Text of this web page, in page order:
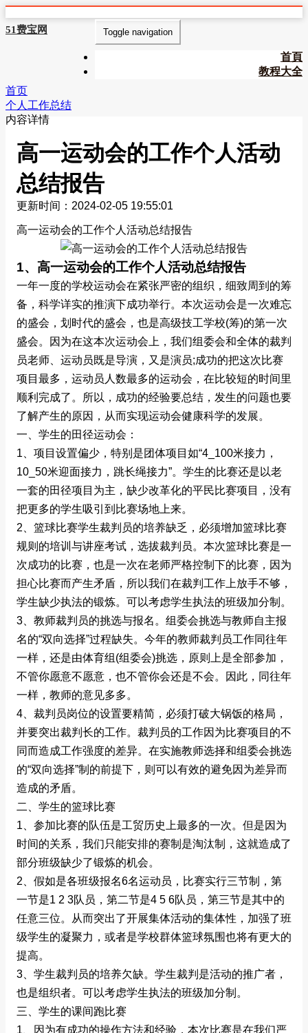
51费宝网 Toggle navigation
首頁
教程大全
首页
个人工作总结
内容详情
高一运动会的工作个人活动
总结报告
更新时间：2024-02-05 19:55:01
高一运动会的工作个人活动总结报告
1、高一运动会的工作个人活动总结报告
一年一度的学校运动会在紧张严密的组织，细致周到的筹
备，科学详实的推演下成功举行。本次运动会是一次难忘
的盛会，划时代的盛会，也是高级技工学校(筹)的第一次
盛会。因为在这本次运动会上，我们组委会和全体的裁判
员老师、运动员既是导演，又是演员;成功的把这次比赛
项目最多，运动员人数最多的运动会，在比较短的时间里
顺利完成了。所以，成功的经验要总结，发生的问题也要
了解产生的原因，从而实现运动会健康科学的发展。
一、学生的田径运动会：
1、项目设置偏少，特别是团体项目如“4_100米接力，
10_50米迎面接力，跳长绳接力”。学生的比赛还是以老
一套的田径项目为主，缺少改革化的平民比赛项目，没有
把更多的学生吸引到比赛场地上来。
2、篮球比赛学生裁判员的培养缺乏，必须增加篮球比赛
规则的培训与讲座考试，选拔裁判员。本次篮球比赛是一
次成功的比赛，也是一次在老师严格控制下的比赛，因为
担心比赛而产生矛盾，所以我们在裁判工作上放手不够，
学生缺少执法的锻炼。可以考虑学生执法的班级加分制。
3、教师裁判员的挑选与报名。组委会挑选与教师自主报
名的“双向选择”过程缺失。今年的教师裁判员工作同往年
一样，还是由体育组(组委会)挑选，原则上是全部参加，
不管你愿意不愿意，也不管你会还是不会。因此，同往年
一样，教师的意见多多。
4、裁判员岗位的设置要精简，必须打破大锅饭的格局，
并要突出裁判长的工作。裁判员的工作因为比赛项目的不
同而造成工作强度的差异。在实施教师选择和组委会挑选
的“双向选择”制的前提下，则可以有效的避免因为差异而
造成的矛盾。
二、学生的篮球比赛
1、参加比赛的队伍是工贸历史上最多的一次。但是因为
时间的关系，我们只能安排的赛制是淘汰制，这就造成了
部分班级缺少了锻炼的机会。
2、假如是各班级报名6名运动员，比赛实行三节制，第
一节是1 2 3队员，第二节是4 5 6队员，第三节是其中的
任意三位。从而突出了开展集体活动的集体性，加强了班
级学生的凝聚力，或者是学校群体篮球氛围也将有更大的
提高。
3、学生裁判员的培养欠缺。学生裁判是活动的推广者，
也是组织者。可以考虑学生执法的班级加分制。
三、学生的课间跑比赛
1、因为有成功的操作方法和经验，本次比赛是在我们严